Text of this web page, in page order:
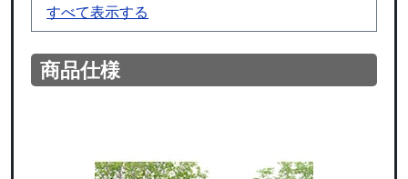
すべて表示する
商品仕様